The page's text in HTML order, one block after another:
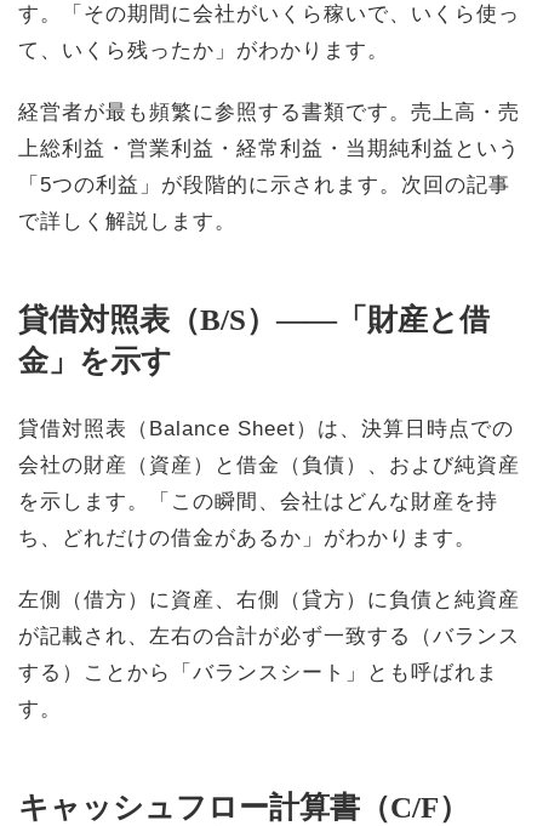
す。「その期間に会社がいくら稼いで、いくら使っ
て、いくら残ったか」がわかります。
経営者が最も頻繁に参照する書類です。売上高・売
上総利益・営業利益・経常利益・当期純利益という
「5つの利益」が段階的に示されます。次回の記事
で詳しく解説します。
貸借対照表（B/S）——「財産と借
金」を示す
貸借対照表（Balance Sheet）は、決算日時点での
会社の財産（資産）と借金（負債）、および純資産
を示します。「この瞬間、会社はどんな財産を持
ち、どれだけの借金があるか」がわかります。
左側（借方）に資産、右側（貸方）に負債と純資産
が記載され、左右の合計が必ず一致する（バランス
する）ことから「バランスシート」とも呼ばれま
す。
キャッシュフロー計算書（C/F）